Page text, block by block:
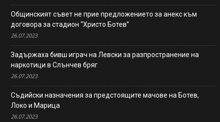
Общинският съвет не прие предложението за анекс към
договора за стадион “Христо Ботев”
26.07.2023
Задържаха бивш играч на Левски за разпространение на
наркотици в Слънчев бряг
26.07.2023
Съдийски назначения за предстоящите мачове на Ботев,
Локо и Марица
26.07.2023